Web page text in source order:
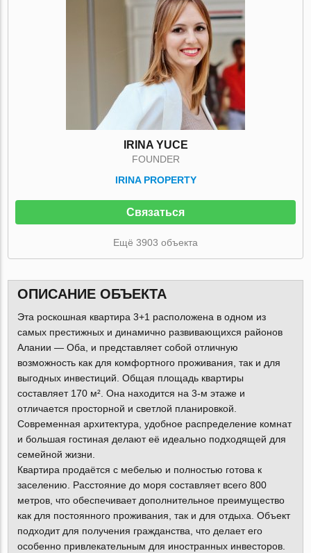
IRINA YUCE
FOUNDER
IRINA PROPERTY
Связаться
Ещё 3903 объекта
ОПИСАНИЕ ОБЪЕКТА
Эта роскошная квартира 3+1 расположена в одном из
самых престижных и динамично развивающихся районов
Алании — Оба, и представляет собой отличную
возможность как для комфортного проживания, так и для
выгодных инвестиций. Общая площадь квартиры
составляет 170 м². Она находится на 3-м этаже и
отличается просторной и светлой планировкой.
Современная архитектура, удобное распределение комнат
и большая гостиная делают её идеально подходящей для
семейной жизни.
Квартира продаётся с мебелью и полностью готова к
заселению. Расстояние до моря составляет всего 800
метров, что обеспечивает дополнительное преимущество
как для постоянного проживания, так и для отдыха. Объект
подходит для получения гражданства, что делает его
особенно привлекательным для иностранных инвесторов.